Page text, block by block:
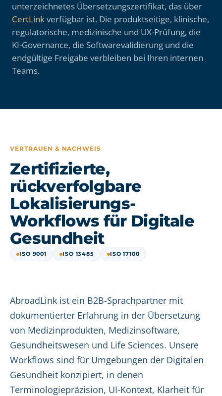
unterzeichnetes Übersetzungszertifikat, das über
CertLinkverfügbar ist. Die produktseitige, klinische,
regulatorische, medizinische und UX-Prüfung, die
KI-Governance, die Softwarevalidierung und die
endgültige Freigabe verbleiben bei Ihren internen
Teams.
VERTRAUEN & NACHWEIS
Zertifizierte,
rückverfolgbare
Lokalisierungs-
Workflows für Digitale
Gesundheit
ISO 9001 ISO 13485 ISO 17100
AbroadLink ist ein B2B-Sprachpartner mit
dokumentierter Erfahrung in der Übersetzung
von Medizinprodukten, Medizinsoftware,
Gesundheitswesen und Life Sciences. Unsere
Workflows sind für Umgebungen der Digitalen
Gesundheit konzipiert, in denen
Terminologiepräzision, UI-Kontext, Klarheit für